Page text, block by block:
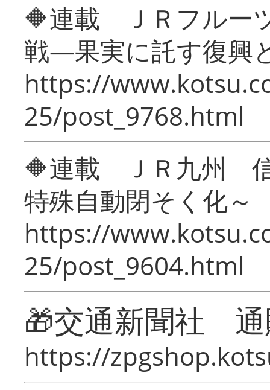
🔶連載 ＪＲフルー
戦―果実に託す復興
https://
25/post_9768.html
🔶連載 ＪＲ九州 信
特殊自動閉そく化～
https://
25/post_9604.html
🎁交通新聞社
https://